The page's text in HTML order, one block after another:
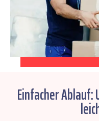
Einfacher Ablauf: